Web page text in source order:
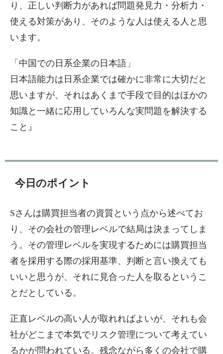
り、正しい判断力があれば問題発見力・分析力・
使える対策があり、そのような人は使える人と思
います。
「中国での日系企業の日本語」
日本語能力は日系企業では確かに非常に大切だと
思いますが、それはあくまで手段で目的はほかの
知識と一緒に応用していろんな実問題を解決する
こと』
今日のポイント
Sさんは購買担当者の資質という点から述べてお
り、その会社の管理レベルで結局は決まってしま
う。その管理レベルを実現するためには購買担当
者を採用する際の採用基準、判断と言い換えても
いいと思うが、それに見合った人を取るというこ
とだとしている。
正直レベルの高い人が取れればよいが、それも会
社がどこまで本気でリスク管理について考えてい
るかが問われている。残念ながら多くの会社で購